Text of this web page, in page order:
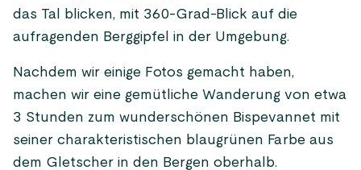
das Tal blicken, mit 360-Grad-Blick auf die
aufragenden Berggipfel in der Umgebung.
Nachdem wir einige Fotos gemacht haben,
machen wir eine gemütliche Wanderung von etwa
3 Stunden zum wunderschönen Bispevannet mit
seiner charakteristischen blaugrünen Farbe aus
dem Gletscher in den Bergen oberhalb.